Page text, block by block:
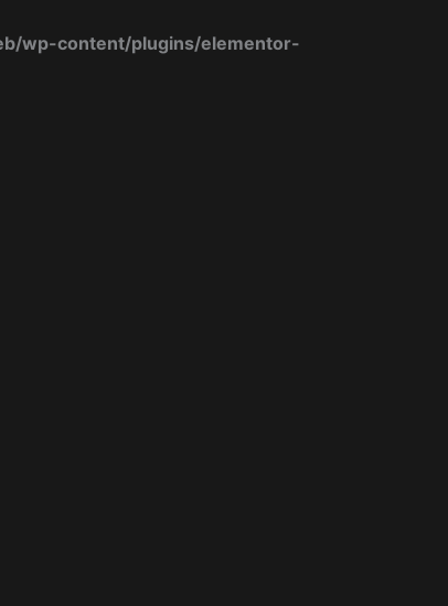
wp-content/plugins/elementor-